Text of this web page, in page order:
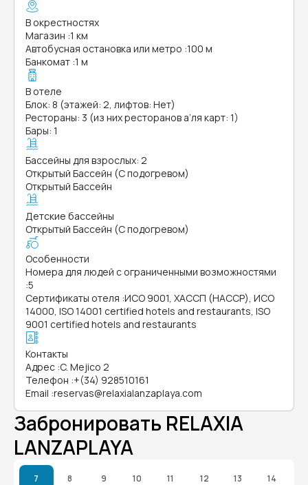
В окрестностях
Магазин :1 км
Автобусная остановка или метро :100 м
Банкомат :1 м
В отеле
Блок: 8 (этажей: 2, лифтов: Нет)
Рестораны: 3 (из них ресторанов а’ля карт: 1)
Бары: 1
Бассейны для взрослых: 2
Открытый Бассейн (С подогревом)
Открытый Бассейн
Детские бассейны
Открытый Бассейн (С подогревом)
Особенности
Номера для людей с ограниченными возможностями
:5
Сертификаты отеля :ИСО 9001, ХАССП (HACCP), ИСО
14000, ISO 14001 certified hotels and restaurants, ISO
9001 certified hotels and restaurants
Контакты
Адрес :C. Mejico 2
Телефон :+(34) 928510161
Email :reservas@relaxialanzaplaya.com
Забронировать RELAXIA
LANZAPLAYA
7 8 9 10 11 12 13 14